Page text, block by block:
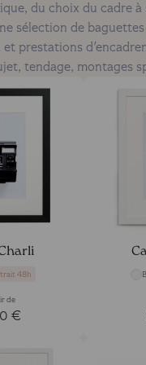
du choix du cadre à
sélection de
et prestations
tendage, montages
48h
de
€